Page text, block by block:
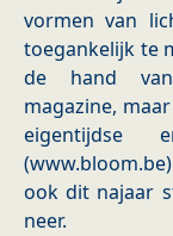
vormen van
toegankelijk te
de hand van
magazine,
eigentijdse
ook dit najaar
neer.